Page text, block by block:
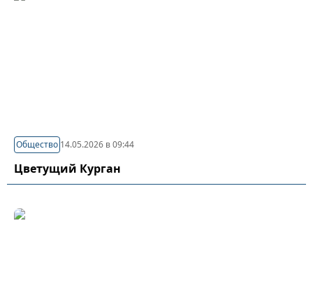
Общество 14.05.2026 в 09:44
Цветущий Курган